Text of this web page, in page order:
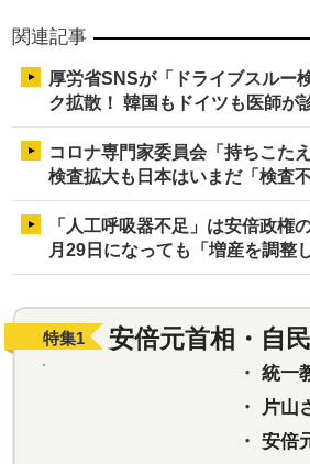
関連記事
厚労省SNSが「ドライブスルー
ク拡散！ 韓国もドイツも医師が
コロナ専門家委員会「持ちこた
検査拡大も日本はいまだ「検査
「人工呼吸器不足」は安倍政権
月29日になっても「増産を調整
特集1 安倍元首相・自
・ 統一教会
・
片山さ
・ 安倍元